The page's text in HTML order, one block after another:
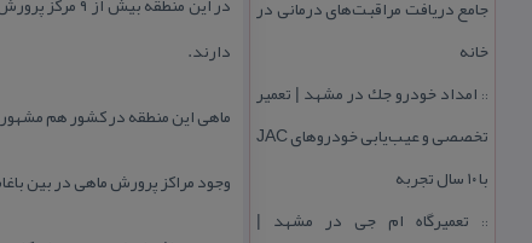
جامع دریافت مراقبت‌های درمانی در
خانه
:: امداد خودرو جك در مشهد | تعمیر
تخصصی و عیب‌یابی خودروهای JAC
با ۱۰ سال تجربه
:: تعمیرگاه ام جی در مشهد |
دارند.
ماهی این منطقه در كشور هم
وجود مراكز پرورش ماهی در بین